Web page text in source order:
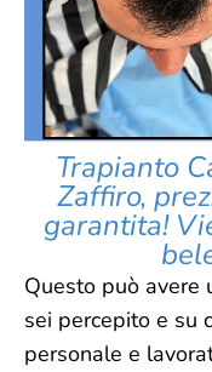
Trapianto
Zaffiro,
garantita!
Questo può avere
sei percepito e su
personale e